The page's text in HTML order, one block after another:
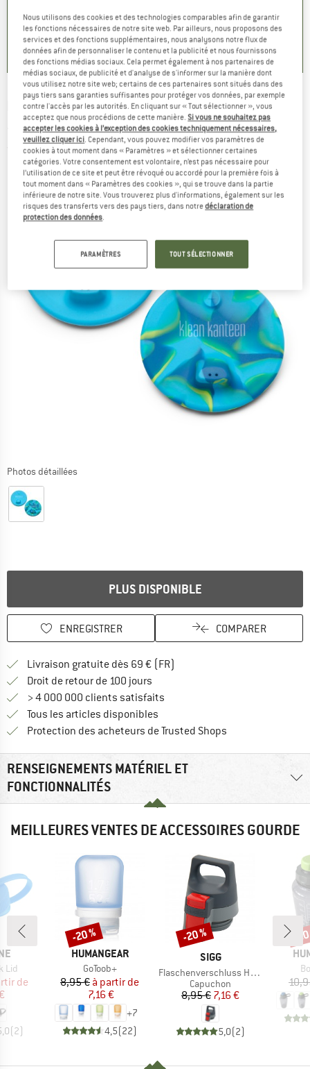
252)
4,9(23) +13
4,8(8)
KLEAN KANTEEN - Kid's Cup Sippy Lid 2-Pack
- Couvercle
(0)
Photos détaillées
PLUS DISPONIBLE
ENREGISTRER COMPARER
Livraison gratuite dès 69 € (FR)
Droit de retour de 100 jours
> 4 000 000 clients satisfaits
Tous les articles disponibles
Protection des acheteurs de Trusted Shops
RENSEIGNEMENTS MATÉRIEL ET
FONCTIONNALITÉS
MEILLEURES VENTES DE ACCESSOIRES GOURDE
Lid
réduit
de
(2)
MARQUE
HUMANGEAR
Article
GoToob+
Prix
8,95 € Prix réduit
à partir de
7,16 €
+7
4,5(22)
Remise
-20 %
MARQUE
SIGG
Article
Flaschenverschluss H&C One
Product group
Capuchon
Prix
8,95 €Prix réduit
7,16 €
5,0(2)
Remise
-20 % -
Nous utilisons des cookies et des technologies comparables afin de garantir
les fonctions nécessaires de notre site web. Par ailleurs, nous proposons des
services et des fonctions supplémentaires, nous analysons notre flux de
données afin de personnaliser le contenu et la publicité et nous fournissons
des fonctions médias sociaux. Cela permet également à nos partenaires de
médias sociaux, de publicité et d'analyse de s'informer sur la manière dont
vous utilisez notre site web; certains de ces partenaires sont situés dans des
pays tiers sans garanties suffisantes pour protéger vos données, par exemple
contre l'accès par les autorités. En cliquant sur « Tout sélectionner », vous
acceptez que nous procédions de cette manière.Si vous ne souhaitez pas
accepter les cookies à l’exception des cookies techniquement nécessaires,
veuillez cliquer ici. Cependant, vous pouvez modifier vos paramètres de
cookies à tout moment dans « Paramètres » et sélectionner certaines
catégories. Votre consentement est volontaire, n’est pas nécessaire pour
l’utilisation de ce site et peut être révoqué ou accordé pour la première fois à
tout moment dans « Paramètres des cookies », qui se trouve dans la partie
inférieure de notre site. Vous trouverez plus d'informations, également sur les
risques des transferts vers des pays tiers, dans notredéclaration de
protection des données.
PARAMÈTRES TOUT SÉLECTIONNER